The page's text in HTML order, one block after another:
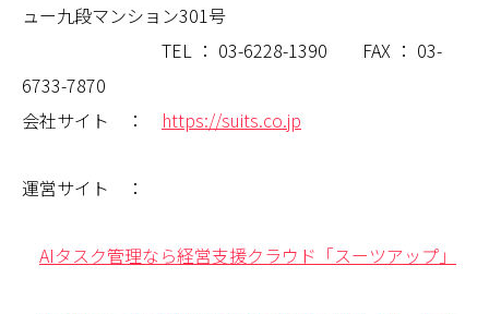
ュー九段マンション301号
TEL ： 03-6228-1390 FAX ： 03-
6733-7870
会社サイト ： https://suits.co.jp
運営サイト ：
AIタスク管理なら経営支援クラウド「スーツアップ」